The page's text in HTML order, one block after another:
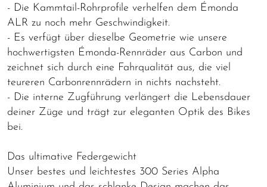
- Die Kammtail-Rohrprofile verhelfen dem Émonda
ALR zu noch mehr Geschwindigkeit.
- Es verfügt über dieselbe Geometrie wie unsere
hochwertigsten Émonda-Rennräder aus Carbon und
zeichnet sich durch eine Fahrqualität aus, die viel
teureren Carbonrennrädern in nichts nachsteht.
- Die interne Zugführung verlängert die Lebensdauer
deiner Züge und trägt zur eleganten Optik des Bikes
bei.
Das ultimative Federgewicht
Unser bestes und leichtestes 300 Series Alpha